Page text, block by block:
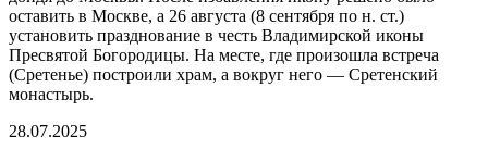
оставить в Москве, а 26 августа (8 сентября по н. ст.)
установить празднование в честь Владимирской иконы
Пресвятой Богородицы. На месте, где произошла встреча
(Сретенье) построили храм, а вокруг него — Сретенский
монастырь.
28.07.2025